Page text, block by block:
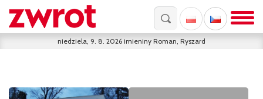
niedziela, 9. 8. 2026 imieniny Roman, Ryszard